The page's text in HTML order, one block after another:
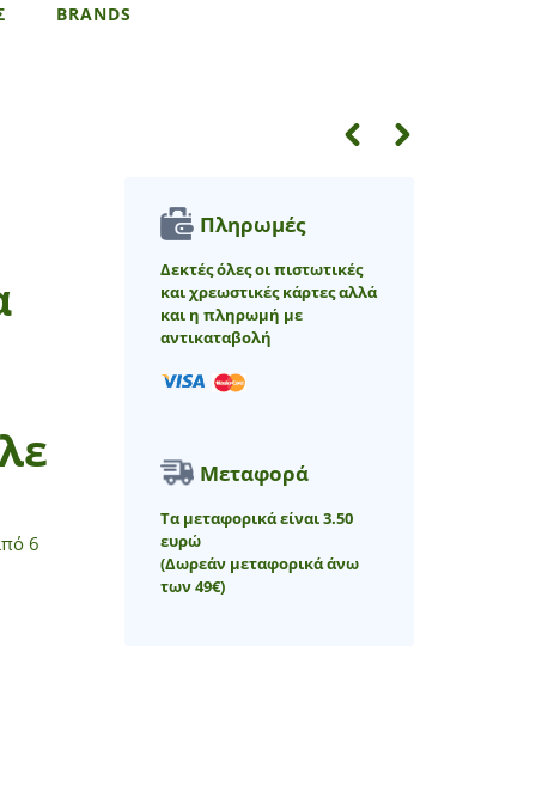
BRANDS
6
Πληρωμές
Δεκτές όλες οι πιστωτικές
και χρεωστικές κάρτες αλλά
και η πληρωμή με
αντικαταβολή
Μεταφορά
Τα μεταφορικά είναι 3.50
ευρώ
(Δωρεάν μεταφορικά άνω
των 49€)